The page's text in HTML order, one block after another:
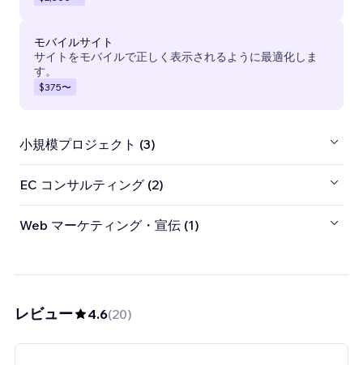
モバイルサイト
サイトをモバイルで正しく表示されるように最適化しま
す。
$375〜
小規模プロジェクト (3)
EC コンサルティング (2)
Web マーケティング・宣伝 (1)
レビュー 4.6(20)